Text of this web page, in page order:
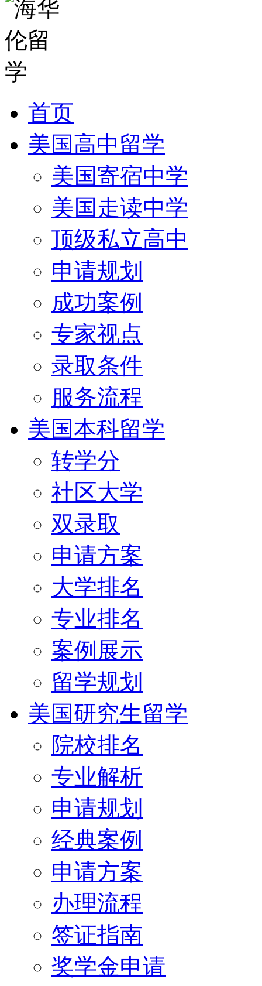
首页
美国高中留学
美国寄宿中学
美国走读中学
顶级私立高中
申请规划
成功案例
专家视点
录取条件
服务流程
美国本科留学
转学分
社区大学
双录取
申请方案
大学排名
专业排名
案例展示
留学规划
美国研究生留学
院校排名
专业解析
申请规划
经典案例
申请方案
办理流程
签证指南
奖学金申请